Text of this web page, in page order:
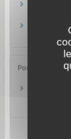
Quelle
Étudiant
France
Pour en savoir
Ministère